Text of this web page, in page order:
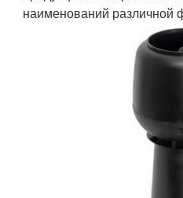
наименований различной